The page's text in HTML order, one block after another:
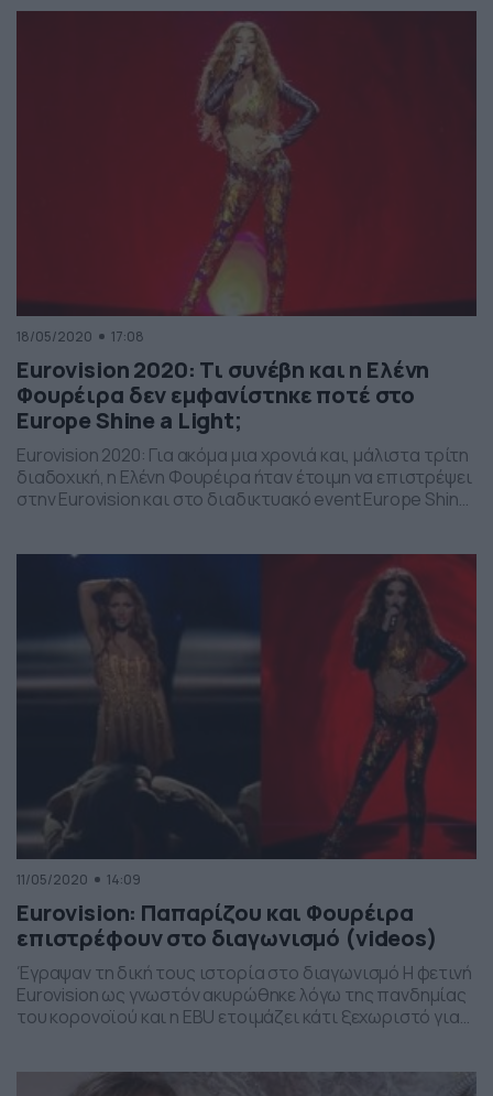
που της άλλαξε για πάντα τη ζωή και σε προσωπικό
18/05/2020 17:08
Eurovision 2020: Τι συνέβη και η Ελένη
Φουρέιρα δεν εμφανίστηκε ποτέ στο
Europe Shine a Light;
Eurovision 2020: Για ακόμα μια χρονιά και, μάλιστα τρίτη
διαδοχική, η Ελένη Φουρέιρα ήταν έτοιμη να επιστρέψει
στην Eurovision και στο διαδικτυακό event Europe Shine
Light», που μεταδόθηκε το περασμένο Σάββατο 16
Μαΐου στη θέση της φετινής διοργάνωσης που […]
11/05/2020 14:09
Eurovision: Παπαρίζου και Φουρέιρα
επιστρέφουν στο διαγωνισμό (videos)
Έγραψαν τη δική τους ιστορία στο διαγωνισμό Η φετινή
Eurovision ως γνωστόν ακυρώθηκε λόγω της πανδημίας
του κορονοϊού και η EBU ετοιμάζει κάτι ξεχωριστό για
παγκοσμίως (στην Ελλάδα από την ΕΡΤ) το show με την